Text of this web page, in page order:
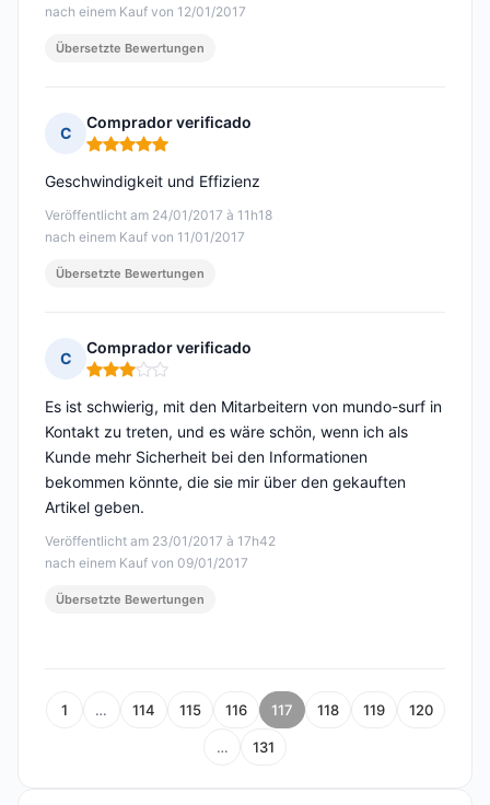
nach einem Kauf von 12/01/2017
Übersetzte Bewertungen
C
Comprador verificado
Hinweis: 5 von 5
Veröffentlicht am 24/01/2017 à 11h18
nach einem Kauf von 11/01/2017
Geschwindigkeit und Effizienz
Übersetzte Bewertungen
C
Comprador verificado
Hinweis: 3 von 5
Veröffentlicht am 23/01/2017 à 17h42
nach einem Kauf von 09/01/2017
Es ist schwierig, mit den Mitarbeitern von mundo-surf in
Kontakt zu treten, und es wäre schön, wenn ich als
Kunde mehr Sicherheit bei den Informationen
bekommen könnte, die sie mir über den gekauften
Artikel geben.
Übersetzte Bewertungen
1 … 114 115 116 117 118 119 120
… 131